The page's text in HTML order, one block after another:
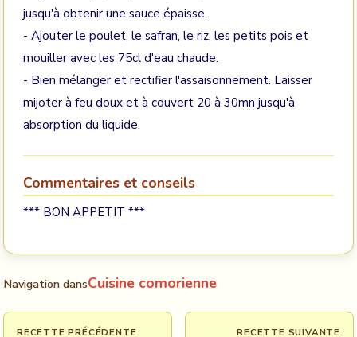
jusqu'à obtenir une sauce épaisse.
- Ajouter le poulet, le safran, le riz, les petits pois et
mouiller avec les 75cl d'eau chaude.
- Bien mélanger et rectifier l'assaisonnement. Laisser
mijoter à feu doux et à couvert 20 à 30mn jusqu'à
absorption du liquide.
Commentaires et conseils
*** BON APPETIT ***
Navigation dansCuisine comorienne
RECETTE PRÉCÉDENTE RECETTE SUIVANTE